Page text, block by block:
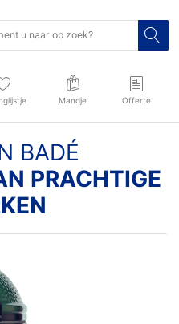
Mandje Offerte
BADÉ
PRACHTIGE